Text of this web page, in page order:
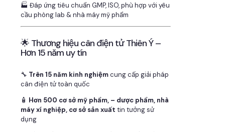
🏭 Đáp ứng tiêu chuẩn GMP, ISO, phù hợp với yêu
cầu phòng lab & nhà máy mỹ phẩm
🌟 Thương hiệu cân điện tử Thiên Ý –
Hơn 15 năm uy tín
🔧 Trên 15 năm kinh nghiệmcung cấp giải pháp
cân điện tử toàn quốc
🧴 Hơn 500 cơ sở mỹ phẩm, – dược phẩm, nhà
máy xí nghiệp, cơ sở sản xuất tin tưởng sử
dụng